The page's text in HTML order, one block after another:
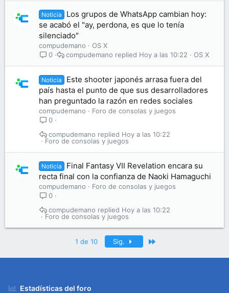
Noticia
Los grupos de WhatsApp cambian hoy:
se acabó el "ay, perdona, es que lo tenía
silenciado"
compudemano
OS X
0
OS X
Hoy a las 10:22
compudemano
Noticia
Este shooter japonés arrasa fuera del
país hasta el punto de que sus desarrolladores
han preguntado la razón en redes sociales
compudemano
Foro de consolas y juegos
0
Foro de consolas y juegos
Hoy a las 10:22
compudemano
Noticia
Final Fantasy VII Revelation encara su
recta final con la confianza de Naoki Hamaguchi
compudemano
Foro de consolas y juegos
0
Foro de consolas y juegos
Hoy a las 10:22
compudemano
1 de 10 Sig.
Estadísticas del foro